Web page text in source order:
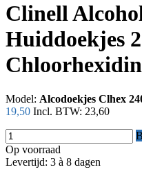
Clinell
Huiddoekjes
Model: Alcodoekjes Clhex
19,50 Incl. BTW: 23,60
Op voorraad
Levertijd: 3 à 8 dagen